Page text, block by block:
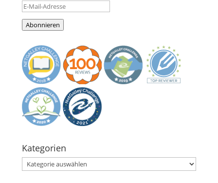
E-
Mail-
Adresse
Abonnieren
Kategorien
Kategorien